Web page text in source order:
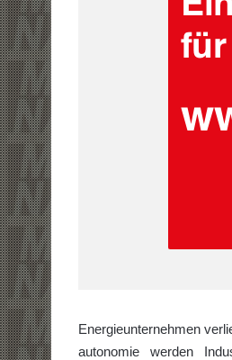
Energieunternehmen
autonomie werden